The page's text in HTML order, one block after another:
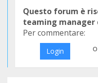
Questo forum è
teaming manager
Per commentare:
Login o